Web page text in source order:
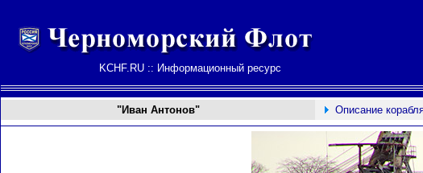
KCHF.RU :: Информационный ресурс
"Иван Антонов" Описание